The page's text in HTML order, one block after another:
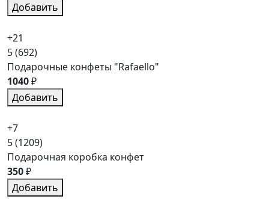
Добавить
+21
5(692)
Подарочные конфеты "Rafaello"
1040₽
Добавить
+7
5(1209)
Подарочная коробка конфет
350₽
Добавить